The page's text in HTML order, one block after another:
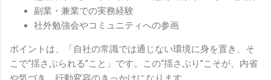
副業・兼業での実務経験
社外勉強会やコミュニティへの参画
ポイントは、「自社の常識では通じない環境に身を置き、そ
こで“揺さぶられる”こと」です。この“揺さぶり”こそが、内省